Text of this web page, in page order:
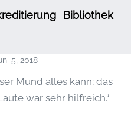
Bibliothek
5, 2018
Mund alles kann; das
war sehr hilfreich.“